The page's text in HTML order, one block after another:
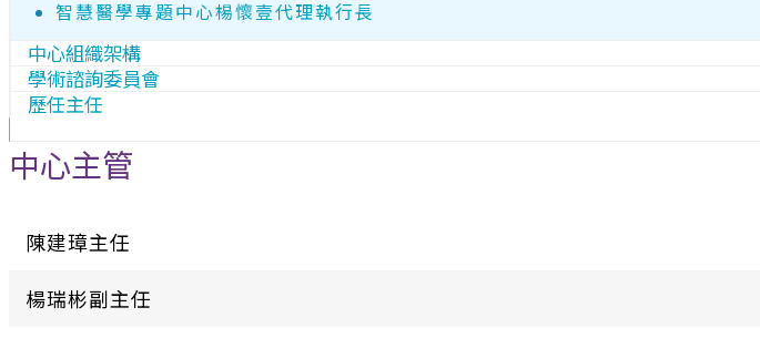
智慧醫學專題中心楊懷壹代理執行長
中心組織架構
學術諮詢委員會
歷任主任
中心主管
陳建璋主任
楊瑞彬副主任